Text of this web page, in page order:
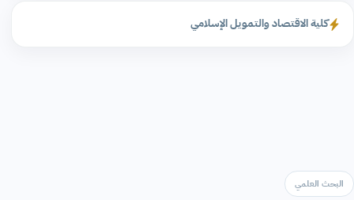
كلية الاقتصاد والتمويل الإسلامي
البحث العلمي